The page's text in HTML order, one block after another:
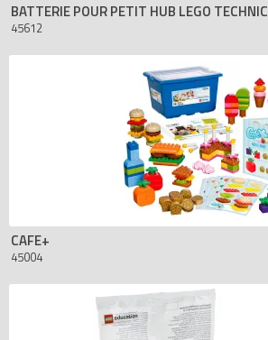
BATTERIE POUR PETIT HUB LEGO TECHNIC
45612
CAFE+
45004